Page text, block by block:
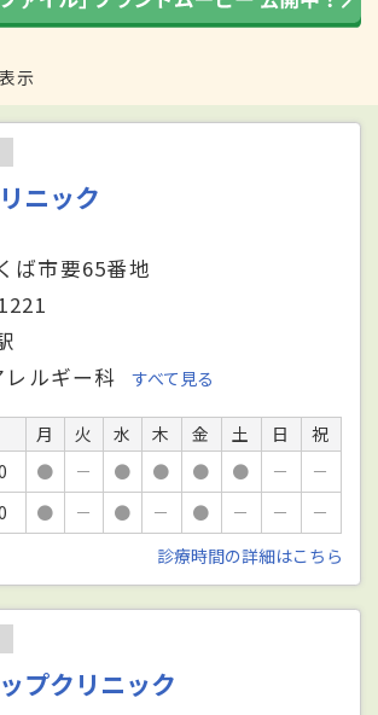
示
ニック
ば市要65番地
レルギー科 すべて見る
月 火 水 木 金 土 日
祝
● － ● ● ● ● －
－
● － ● － ● － －
－
診療時間の詳細はこちら
プクリニック